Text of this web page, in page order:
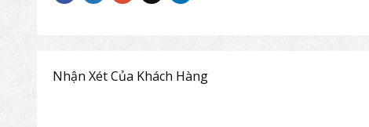
Nhận Xét Của Khách Hàng